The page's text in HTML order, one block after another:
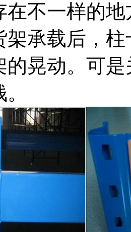
在不一样的
架承载后，
的晃动。可